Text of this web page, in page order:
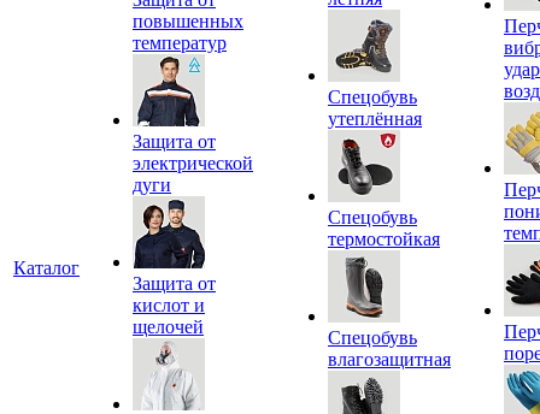
Каталог
повышенных
температур
Защита от
электрической
дуги
Защита от
кислот и
щелочей
Спецобувь
утеплённая
Спецобувь
термостойкая
Спецобувь
влагозащитная